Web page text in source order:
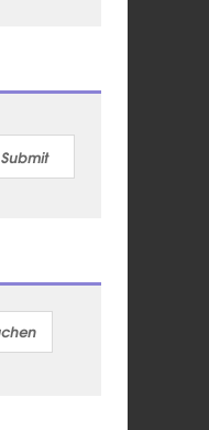
Submit